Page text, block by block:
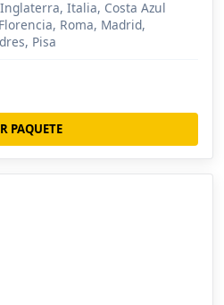
Italia, Costa Azul
Roma, Madrid,
Pisa
PAQUETE